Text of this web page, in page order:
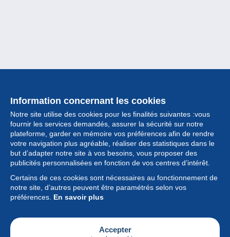
Information concernant les cookies
Notre site utilise des cookies pour les finalités suivantes :vous
fournir les services demandés, assurer la sécurité sur notre
plateforme, garder en mémoire vos préférences afin de rendre
votre navigation plus agréable, réaliser des statistiques dans le
but d’adapter notre site à vos besoins, vous proposer des
publicités personnalisées en fonction de vos centres d’intérêt.
Certains de ces cookies sont nécessaires au fonctionnement de
notre site, d’autres peuvent être paramétrés selon vos
préférences. En savoir plus
Accepter
Collection
Actualités
Fonctionnalités
Société